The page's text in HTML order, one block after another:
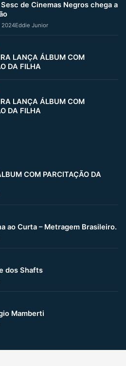
Sesc de Cinemas Negros chega a
2024Eddie Junior
LANÇA ÁLBUM COM
DA FILHA
LANÇA ÁLBUM COM
DA FILHA
COM PARCITAÇÃO DA
ao Curta – Metragem Brasileiro.
dos Shafts
Mamberti